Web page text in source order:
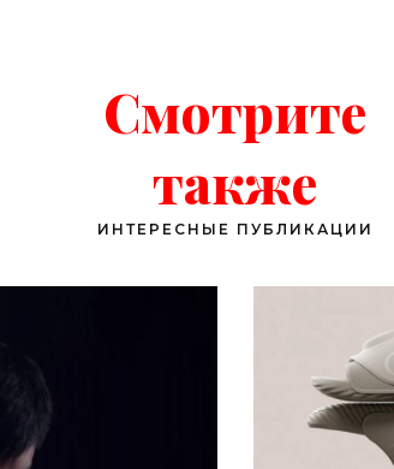
Смотрите
также
ИНТЕРЕСНЫЕ ПУБЛИКАЦИИ